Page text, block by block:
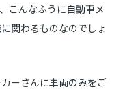
こんなふうに自動車メ
関わるものなのでしょ
ーさんに車両のみをご